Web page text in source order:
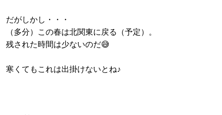
だがしかし・・・
（多分）この春は北関東に戻る（予定）。
残された時間は少ないのだ😅
寒くてもこれは出掛けないとね♪